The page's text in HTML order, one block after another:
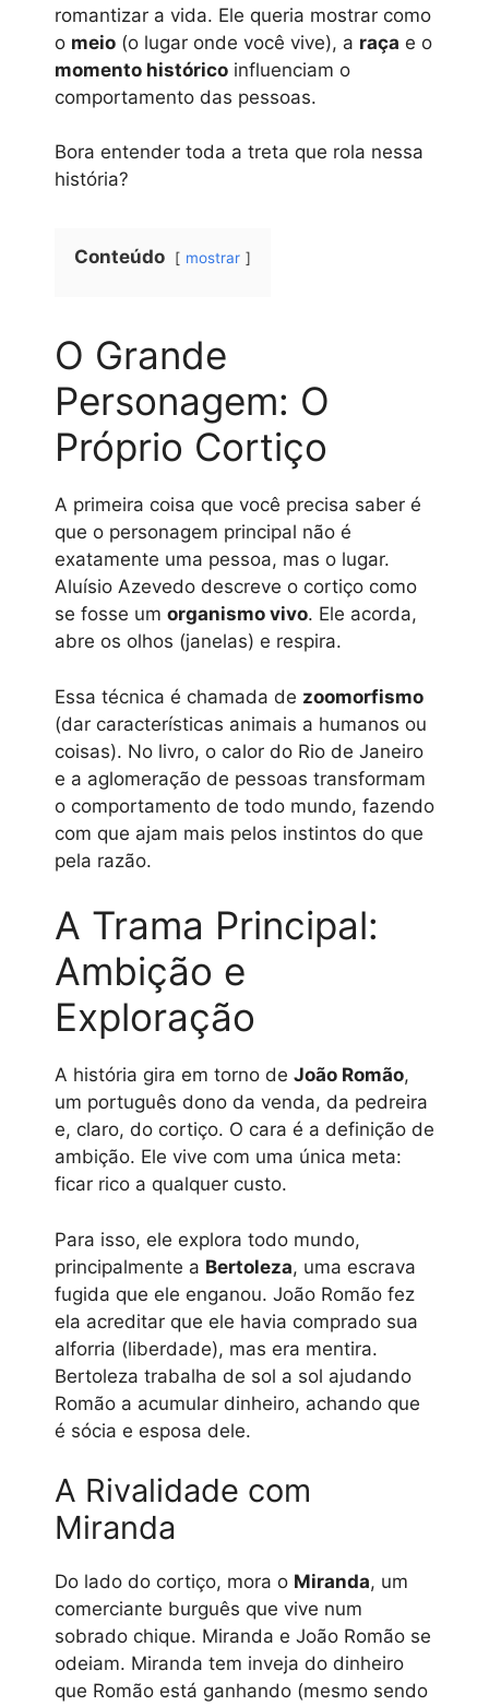
romantizar a vida. Ele queria mostrar como
o meio (o lugar onde você vive), a raça e o
momento histórico influenciam o
comportamento das pessoas.
Bora entender toda a treta que rola nessa
história?
Conteúdo mostrar
O Grande
Personagem: O
Próprio Cortiço
A primeira coisa que você precisa saber é
que o personagem principal não é
exatamente uma pessoa, mas o lugar.
Aluísio Azevedo descreve o cortiço como
se fosse um organismo vivo. Ele acorda,
abre os olhos (janelas) e respira.
Essa técnica é chamada de zoomorfismo
(dar características animais a humanos ou
coisas). No livro, o calor do Rio de Janeiro
e a aglomeração de pessoas transformam
o comportamento de todo mundo, fazendo
com que ajam mais pelos instintos do que
pela razão.
A Trama Principal:
Ambição e
Exploração
A história gira em torno de João Romão,
um português dono da venda, da pedreira
e, claro, do cortiço. O cara é a definição de
ambição. Ele vive com uma única meta:
ficar rico a qualquer custo.
Para isso, ele explora todo mundo,
principalmente a Bertoleza, uma escrava
fugida que ele enganou. João Romão fez
ela acreditar que ele havia comprado sua
alforria (liberdade), mas era mentira.
Bertoleza trabalha de sol a sol ajudando
Romão a acumular dinheiro, achando que
é sócia e esposa dele.
A Rivalidade com
Miranda
Do lado do cortiço, mora o Miranda, um
comerciante burguês que vive num
sobrado chique. Miranda e João Romão se
odeiam. Miranda tem inveja do dinheiro
que Romão está ganhando (mesmo sendo